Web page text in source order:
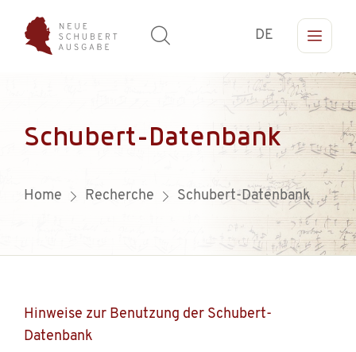
DE
Schubert-Datenbank
Home Recherche Schubert-Datenbank
Hinweise zur Benutzung der Schubert-
Datenbank